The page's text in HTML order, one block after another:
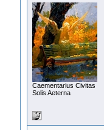
Сaementarius Civitas
Solis Aeterna